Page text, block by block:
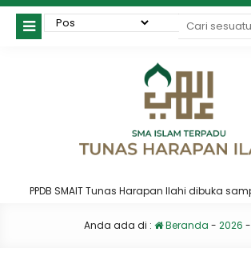
PPDB SMAIT Tunas Harapan Ilahi dibuka
Anda ada di : Beranda - 2026 -